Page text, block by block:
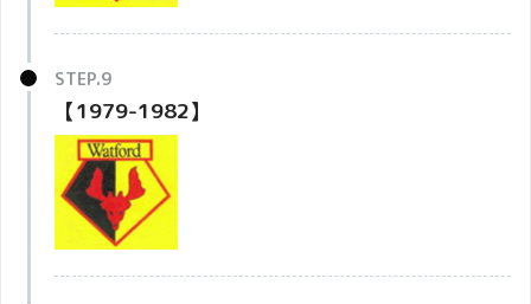
【1979-1982】